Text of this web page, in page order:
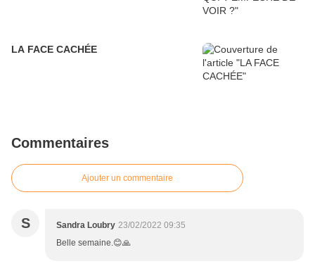
LA FACE CACHÉE
Commentaires
Ajouter un commentaire
S Sandra Loubry 23/02/2022 09:35
Belle semaine.😊🙏